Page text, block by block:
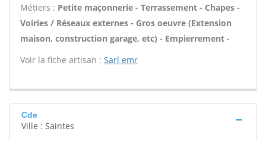
Métiers : Petite maçonnerie - Terrassement - Chapes -
Voiries / Réseaux externes - Gros oeuvre (Extension
maison, construction garage, etc) - Empierrement -
Voir la fiche artisan : Sarl emr
Cde
Ville : Saintes